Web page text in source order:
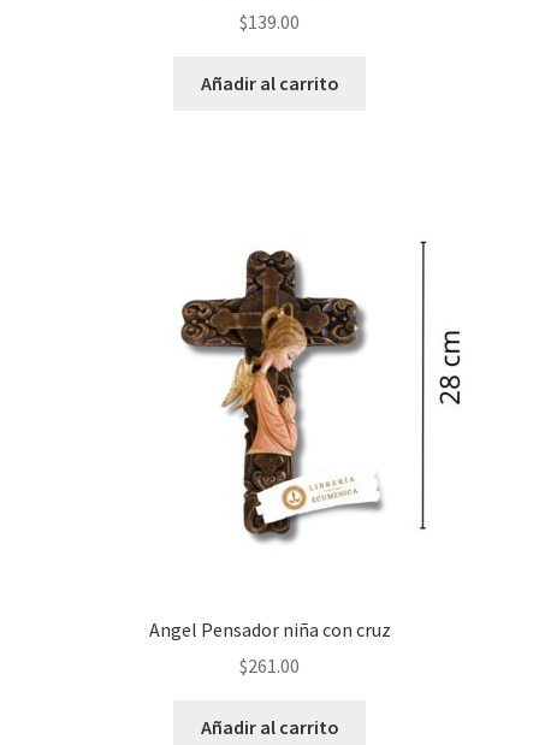
$139.00
Añadir al carrito
Angel Pensador niña con cruz
$261.00
Añadir al carrito